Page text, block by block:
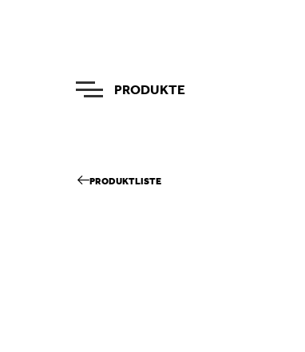
PRODUKTE
PRODUKTLISTE